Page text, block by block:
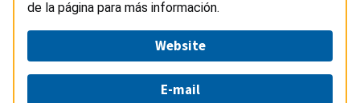
de la página para más información.
Website
E-mail